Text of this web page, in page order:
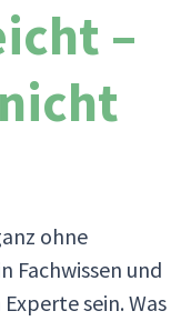
–
ohne
Fachwissen und
sein. Was